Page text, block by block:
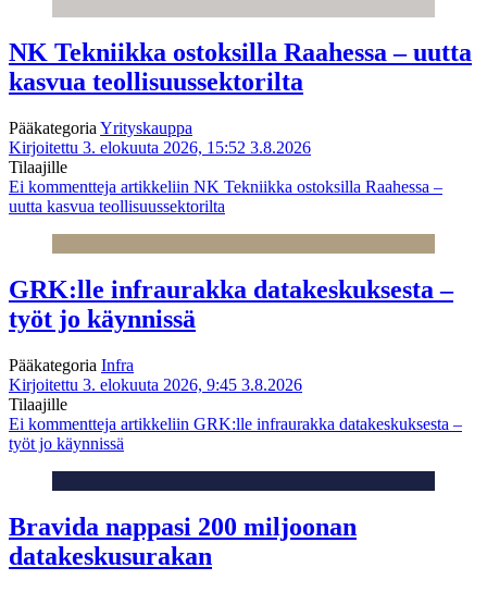
NK Tekniikka ostoksilla Raahessa – uutta
kasvua teollisuussektorilta
Pääkategoria Yrityskauppa
Kirjoitettu 3. elokuuta 2026, 15:52 3.8.2026
Tilaajille
Ei kommentteja artikkeliin NK Tekniikka ostoksilla Raahessa –
uutta kasvua teollisuussektorilta
GRK:lle infraurakka datakeskuksesta –
työt jo käynnissä
Pääkategoria Infra
Kirjoitettu 3. elokuuta 2026, 9:45 3.8.2026
Tilaajille
Ei kommentteja artikkeliin GRK:lle infraurakka datakeskuksesta –
työt jo käynnissä
Bravida nappasi 200 miljoonan
datakeskusurakan